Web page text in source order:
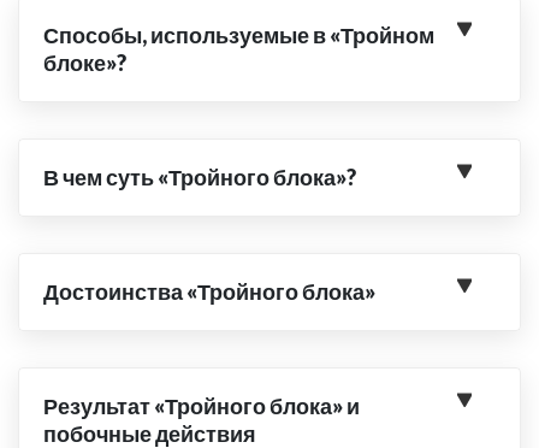
Способы, используемые в «Тройном
блоке»?
В чем суть «Тройного блока»?
Достоинства «Тройного блока»
Результат «Тройного блока» и
побочные действия